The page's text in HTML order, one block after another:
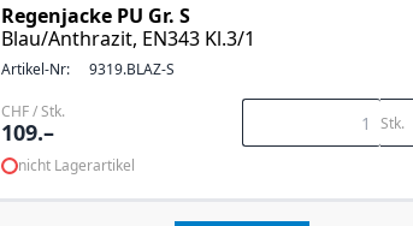
Regenjacke PU Gr. S
Blau/Anthrazit, EN343 Kl.3/1
Artikel-Nr: 9319.BLAZ-S
CHF / Stk.
109.– Stk.
nicht Lagerartikel